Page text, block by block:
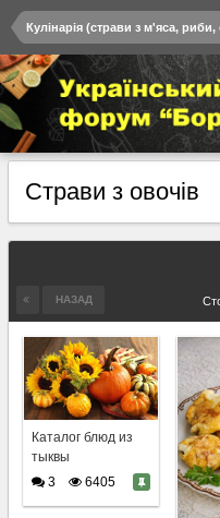
Страви з овочів
НАЗАД
Каталог блюд из
тыквы
3
6405